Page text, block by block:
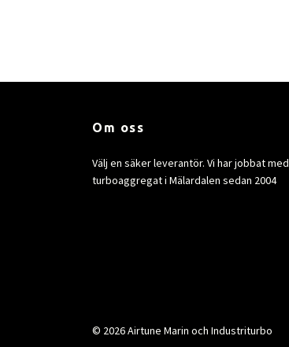
Om oss
Välj en säker leverantör. Vi har jobbat med
turboaggregat i Mälardalen sedan 2004
© 2026 Airtune Marin och Industriturbo